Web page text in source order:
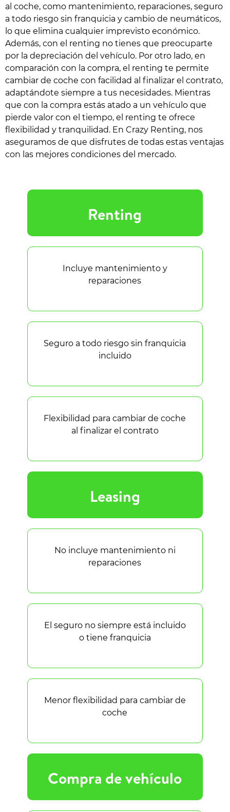
al coche, como mantenimiento, reparaciones, seguro
a todo riesgo sin franquicia y cambio de neumáticos,
lo que elimina cualquier imprevisto económico.
Además, con el renting no tienes que preocuparte
por la depreciación del vehículo. Por otro lado, en
comparación con la compra, el renting te permite
cambiar de coche con facilidad al finalizar el contrato,
adaptándote siempre a tus necesidades. Mientras
que con la compra estás atado a un vehículo que
pierde valor con el tiempo, el renting te ofrece
flexibilidad y tranquilidad. En Crazy Renting, nos
aseguramos de que disfrutes de todas estas ventajas
con las mejores condiciones del mercado.
Renting
Leasing
Compra de vehículo
Incluye mantenimiento y
reparaciones
No incluye mantenimiento ni
reparaciones
Seguro a todo riesgo sin franquicia
incluido
El seguro no siempre está incluido
o tiene franquicia
Flexibilidad para cambiar de coche
al finalizar el contrato
Menor flexibilidad para cambiar de
coche